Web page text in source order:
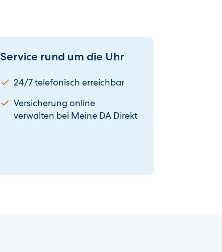
Service rund um die Uhr
24/7 telefonisch erreichbar
Versicherung online
verwalten bei Meine DA Direkt